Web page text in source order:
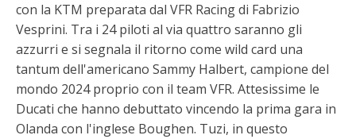
con la KTM preparata dal VFR Racing di Fabrizio
Vesprini. Tra i 24 piloti al via quattro saranno gli
azzurri e si segnala il ritorno come wild card una
tantum dell'americano Sammy Halbert, campione del
mondo 2024 proprio con il team VFR. Attesissime le
Ducati che hanno debuttato vincendo la prima gara in
Olanda con l'inglese Boughen. Tuzi, in questo